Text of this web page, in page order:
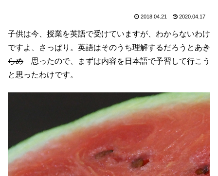
2018.04.21 2020.04.17
子供は今、授業を英語で受けていますが、わからないわけ
ですよ、さっぱり。英語はそのうち理解するだろうとあき
らめ 思ったので、まずは内容を日本語で予習して行こう
と思ったわけです。